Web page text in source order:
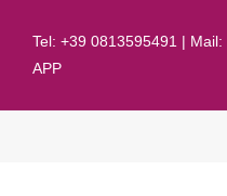
Tel: +39 0813595491 | Mail:
APP